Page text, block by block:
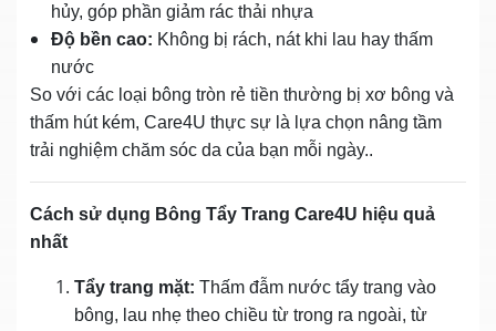
hủy, góp phần giảm rác thải nhựa
Độ bền cao: Không bị rách, nát khi lau hay thấm
nước
So với các loại bông tròn rẻ tiền thường bị xơ bông và
thấm hút kém, Care4U thực sự là lựa chọn nâng tầm
trải nghiệm chăm sóc da của bạn mỗi ngày..
Cách sử dụng Bông Tẩy Trang Care4U hiệu quả
nhất
Tẩy trang mặt: Thấm đẫm nước tẩy trang vào
bông, lau nhẹ theo chiều từ trong ra ngoài, từ